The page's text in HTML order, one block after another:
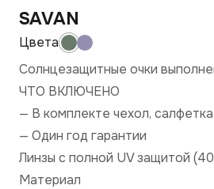
SAVAN
Солнцезащитные очки
ЧТО ВКЛЮЧЕНО
— В комплекте чехол, салфетка
— Один год гарантии
Линзы с полной UV защитой
Материал